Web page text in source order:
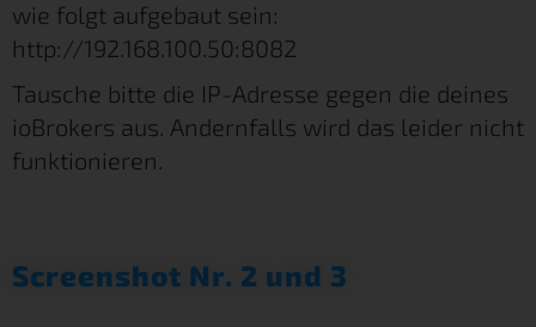
wie folgt aufgebaut sein:
http://192.168.100.50:8082
Tausche bitte die IP-Adresse gegen die deines
ioBrokers aus. Andernfalls wird das leider nicht
funktionieren.
Screenshot Nr. 2 und 3